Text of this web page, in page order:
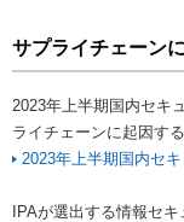
サプライチェーン
2023年上半期国内セキ
ライチェーンに起因す
2023年上半期国内セ
IPAが選出する情報セ